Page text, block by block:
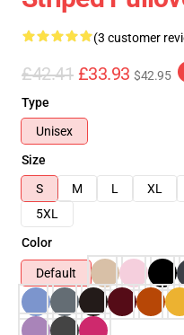
(3 customer
£42.41 £33.93 $42.95
Type
Unisex
Size
S
M L XL
5XL
Color
Default